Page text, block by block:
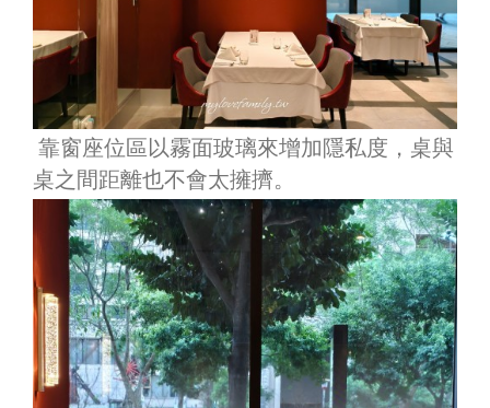
靠窗座位區以霧面玻璃來增加隱私度，桌與
桌之間距離也不會太擁擠。